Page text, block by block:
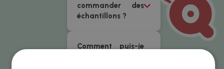
commander des
échantillons ?
Comment puis-je